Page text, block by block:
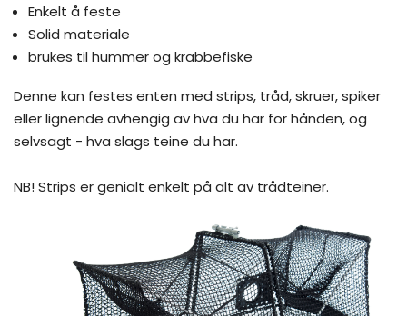
Enkelt å feste
Solid materiale
brukes til hummer og krabbefiske
Denne kan festes enten med strips, tråd, skruer, spiker
eller lignende avhengig av hva du har for hånden, og
selvsagt - hva slags teine du har.
NB! Strips er genialt enkelt på alt av trådteiner.